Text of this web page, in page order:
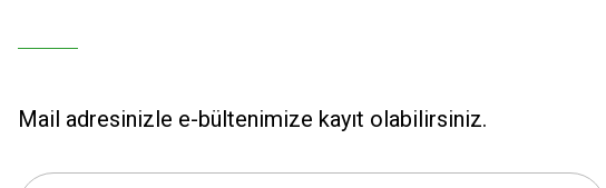
Mail adresinizle e-bültenimize kayıt olabilirsiniz.